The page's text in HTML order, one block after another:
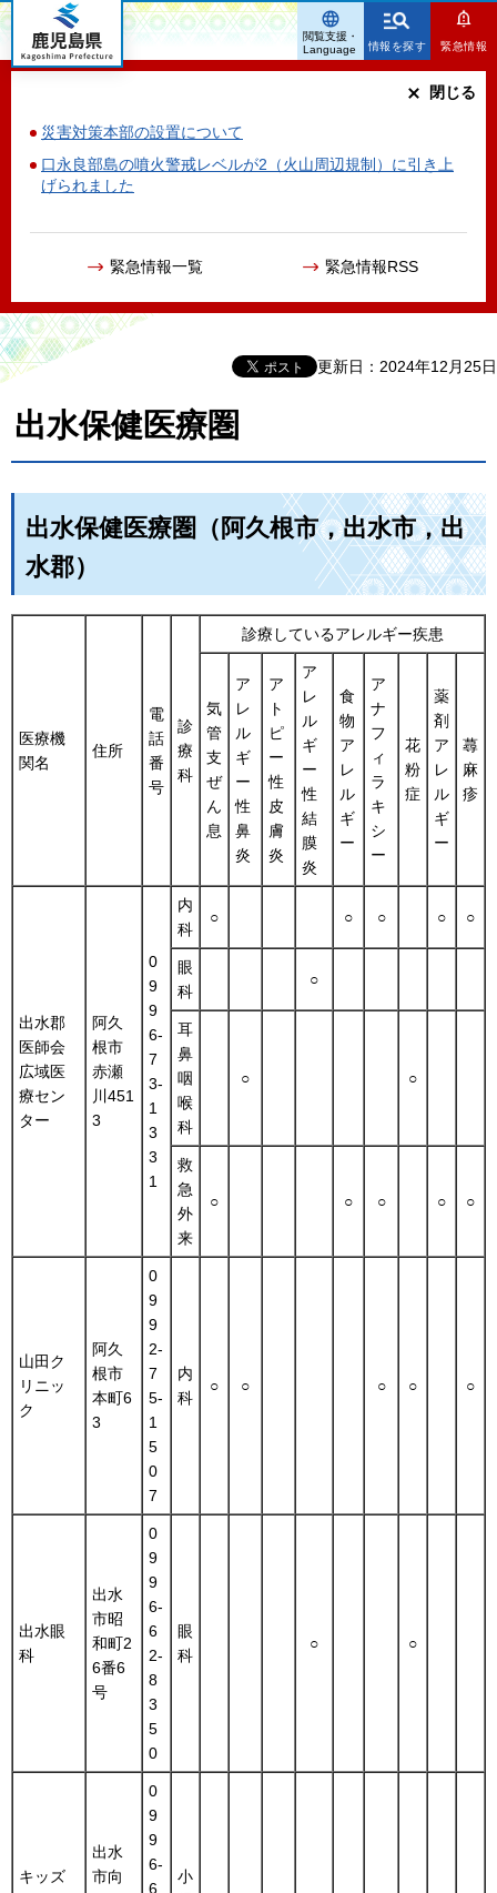
鹿児島県
情報を探す 緊急情報
災害対策本部の設置について
口永良部島の噴火警戒レベルが2（火山周辺規制）に引き上
げられました
緊急情報一覧 緊急情報RSS
閉じる
閲覧支援・
Language
更新日：2024年12月25日
出水保健医療圏
出水保健医療圏（阿久根市，出水市，出
水郡）
医療機
関名
住所
電
話
番
号
診
療
科
診療しているアレルギー疾患
気
管
支
ぜ
ん
息
ア
レ
ル
ギ
ー
性
鼻
炎
ア
ト
ピ
ー
性
皮
膚
炎
ア
レ
ル
ギ
ー
性
結
膜
炎
食
物
ア
レ
ル
ギ
ー
ア
ナ
フ
ィ
ラ
キ
シ
ー
花
粉
症
薬
剤
ア
レ
ル
ギ
ー
蕁
麻
疹
出水郡
医師会
広域医
療セン
ター
阿久
根市
赤瀬
川451
3
0
9
9
6-
7
3-
1
3
3
1
内
科
○ ○ ○ ○ ○
眼
科
○
耳
鼻
咽
喉
科
○ ○
救
急
外
来
○ ○ ○ ○ ○
山田ク
リニッ
ク
阿久
根市
本町6
3
0
9
9
2-
7
5-
1
5
0
7
内
科
○ ○ ○ ○ ○
出水眼
科
出水
市昭
和町2
6番6
号
0
9
9
6-
6
2-
8
3
5
0
眼
科
○ ○
キッズ
出水
市向
0
9
9
6-
6
小